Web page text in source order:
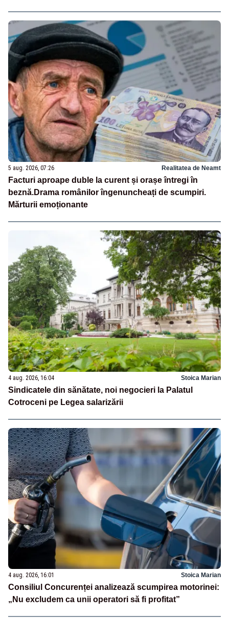
5 aug. 2026, 07:26 Realitatea de Neamt
Facturi aproape duble la curent și orașe întregi în
beznă.Drama românilor îngenuncheați de scumpiri.
Mărturii emoționante
4 aug. 2026, 16:04 Stoica Marian
Sindicatele din sănătate, noi negocieri la Palatul
Cotroceni pe Legea salarizării
4 aug. 2026, 16:01 Stoica Marian
Consiliul Concurenței analizează scumpirea motorinei:
„Nu excludem ca unii operatori să fi profitat”